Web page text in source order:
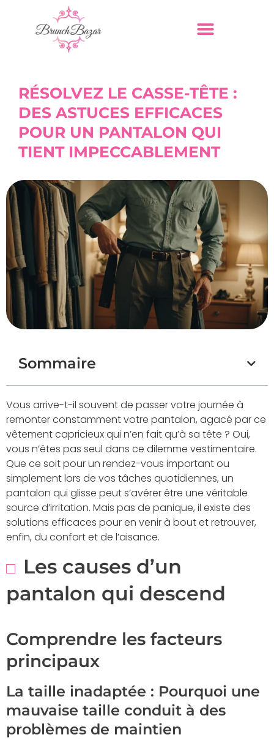
RÉSOLVEZ LE CASSE-TÊTE :
DES ASTUCES EFFICACES
POUR UN PANTALON QUI
TIENT IMPECCABLEMENT
Sommaire
Vous arrive-t-il souvent de passer votre journée à
remonter constamment votre pantalon, agacé par ce
vêtement capricieux qui n’en fait qu’à sa tête ? Oui,
vous n’êtes pas seul dans ce dilemme vestimentaire.
Que ce soit pour un rendez-vous important ou
simplement lors de vos tâches quotidiennes, un
pantalon qui glisse peut s’avérer être une véritable
source d’irritation. Mais pas de panique, il existe des
solutions efficaces pour en venir à bout et retrouver,
enfin, du confort et de l’aisance.
Les causes d’un
pantalon qui descend
Comprendre les facteurs
principaux
La taille inadaptée : Pourquoi une
mauvaise taille conduit à des
problèmes de maintien